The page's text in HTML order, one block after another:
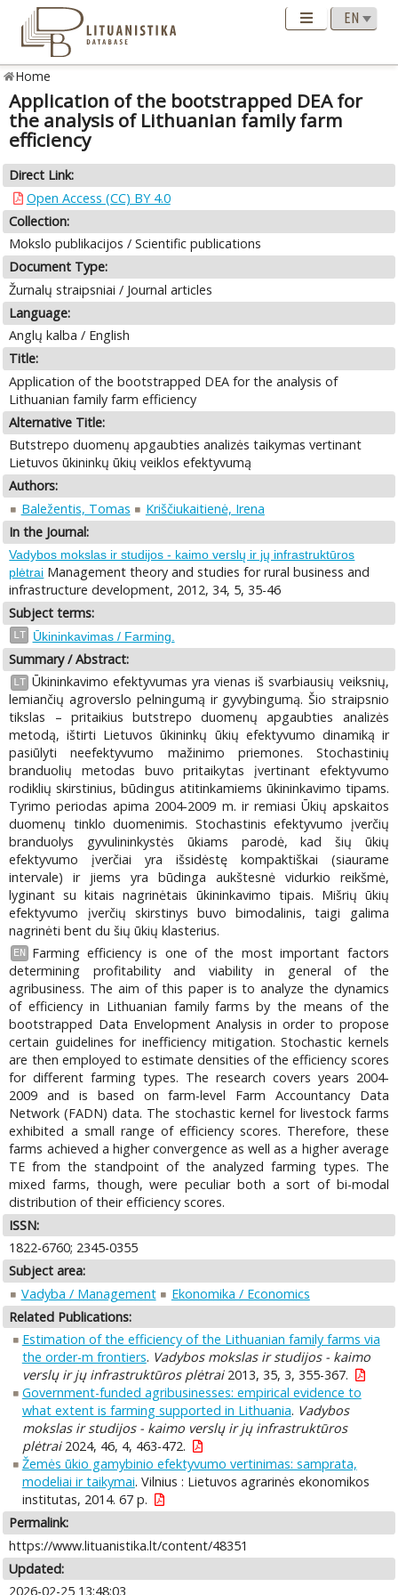
Home
Application of the bootstrapped DEA for
the analysis of Lithuanian family farm
efficiency
Direct Link:
Open Access (CC) BY 4.0
Collection:
Mokslo publikacijos / Scientific publications
Document Type:
Žurnalų straipsniai / Journal articles
Language:
Anglų kalba / English
Title:
Application of the bootstrapped DEA for the analysis of
Lithuanian family farm efficiency
Alternative Title:
Butstrepo duomenų apgaubties analizės taikymas vertinant
Lietuvos ūkininkų ūkių veiklos efektyvumą
Authors:
Baležentis, Tomas
Kriščiukaitienė, Irena
In the Journal:
Vadybos mokslas ir studijos - kaimo verslų ir jų infrastruktūros
plėtrai Management theory and studies for rural business and
infrastructure development, 2012, 34, 5, 35-46
Subject terms:
LT Ūkininkavimas / Farming.
Summary / Abstract:
LT Ūkininkavimo efektyvumas yra vienas iš svarbiausių veiksnių,
lemiančių agroverslo pelningumą ir gyvybingumą. Šio straipsnio
tikslas – pritaikius butstrepo duomenų apgaubties analizės
metodą, ištirti Lietuvos ūkininkų ūkių efektyvumo dinamiką ir
pasiūlyti neefektyvumo mažinimo priemones. Stochastinių
branduolių metodas buvo pritaikytas įvertinant efektyvumo
rodiklių skirstinius, būdingus atitinkamiems ūkininkavimo tipams.
Tyrimo periodas apima 2004-2009 m. ir remiasi Ūkių apskaitos
duomenų tinklo duomenimis. Stochastinis efektyvumo įverčių
branduolys gyvulininkystės ūkiams parodė, kad šių ūkių
efektyvumo įverčiai yra išsidėstę kompaktiškai (siaurame
intervale) ir jiems yra būdinga aukštesnė vidurkio reikšmė,
lyginant su kitais nagrinėtais ūkininkavimo tipais. Mišrių ūkių
efektyvumo įverčių skirstinys buvo bimodalinis, taigi galima
nagrinėti bent du šių ūkių klasterius.
EN
Farming efficiency is one of the most important factors
determining profitability and viability in general of the
agribusiness. The aim of this paper is to analyze the dynamics
of efficiency in Lithuanian family farms by the means of the
bootstrapped Data Envelopment Analysis in order to propose
certain guidelines for inefficiency mitigation. Stochastic kernels
are then employed to estimate densities of the efficiency scores
for different farming types. The research covers years 2004-
2009 and is based on farm-level Farm Accountancy Data
Network (FADN) data. The stochastic kernel for livestock farms
exhibited a small range of efficiency scores. Therefore, these
farms achieved a higher convergence as well as a higher average
TE from the standpoint of the analyzed farming types. The
mixed farms, though, were peculiar both a sort of bi-modal
distribution of their efficiency scores.
ISSN:
1822-6760; 2345-0355
Subject area:
Vadyba / Management
Ekonomika / Economics
Related Publications:
Estimation of the efficiency of the Lithuanian family farms via
the order-m frontiers. Vadybos mokslas ir studijos - kaimo
verslų ir jų infrastruktūros plėtrai2013, 35, 3, 355-367.
Government-funded agribusinesses: empirical evidence to
what extent is farming supported in Lithuania. Vadybos
mokslas ir studijos - kaimo verslų ir jų infrastruktūros
plėtrai2024, 46, 4, 463-472.
Žemės ūkio gamybinio efektyvumo vertinimas: samprata,
modeliai ir taikymai. Vilnius : Lietuvos agrarinės ekonomikos
institutas, 2014. 67 p.
Permalink:
https://www.lituanistika.lt/content/48351
Updated:
2026-02-25 13:48:03